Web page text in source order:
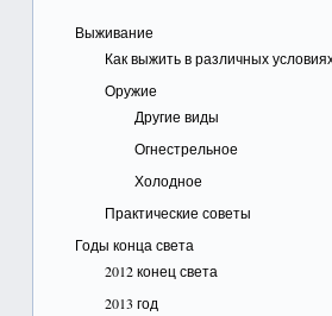
Выживание
Как выжить в различных
Оружие
Другие виды
Огнестрельное
Холодное
Практические советы
Годы конца света
2012 конец света
2013 год